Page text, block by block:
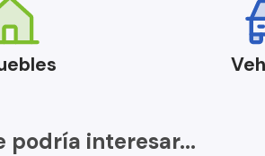
podría interesar...